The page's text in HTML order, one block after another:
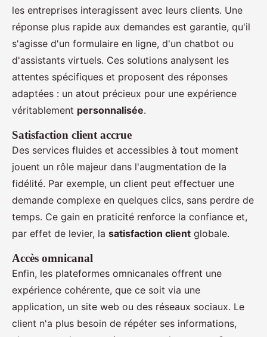
les entreprises interagissent avec leurs clients. Une
réponse plus rapide aux demandes est garantie, qu'il
s'agisse d'un formulaire en ligne, d'un chatbot ou
d'assistants virtuels. Ces solutions analysent les
attentes spécifiques et proposent des réponses
adaptées : un atout précieux pour une expérience
véritablement personnalisée.
Satisfaction client accrue
Des services fluides et accessibles à tout moment
jouent un rôle majeur dans l'augmentation de la
fidélité. Par exemple, un client peut effectuer une
demande complexe en quelques clics, sans perdre de
temps. Ce gain en praticité renforce la confiance et,
par effet de levier, la satisfaction client globale.
Accès omnicanal
Enfin, les plateformes omnicanales offrent une
expérience cohérente, que ce soit via une
application, un site web ou des réseaux sociaux. Le
client n'a plus besoin de répéter ses informations,